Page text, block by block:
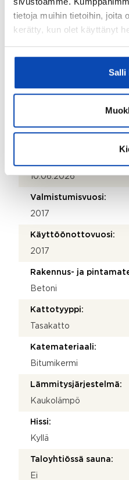
tietoja muihin tietoihin, joita
kerätty, kun olet käyttänyt
Salli
010 755 6040
Katuosoite:
10.06.2026
Valmistumisvuosi:
2017
Käyttöönottovuosi:
2017
Rakennus- ja
Betoni
Kattotyyppi:
Tasakatto
Katemateriaali:
Bitumikermi
Lämmitysjärjestelmä:
Kaukolämpö
Hissi:
Kyllä
Taloyhtiössä sauna:
Ei